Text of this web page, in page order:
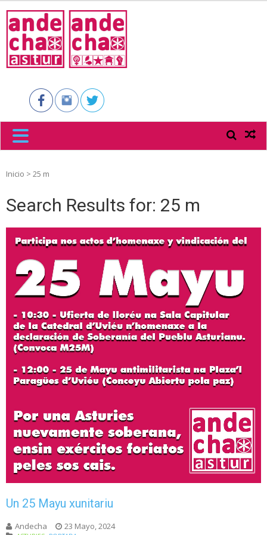
ASTUR
Inicio > 25 m
Search Results for: 25 m
Un 25 Mayu xunitariu
Andecha 23 Mayo, 2024